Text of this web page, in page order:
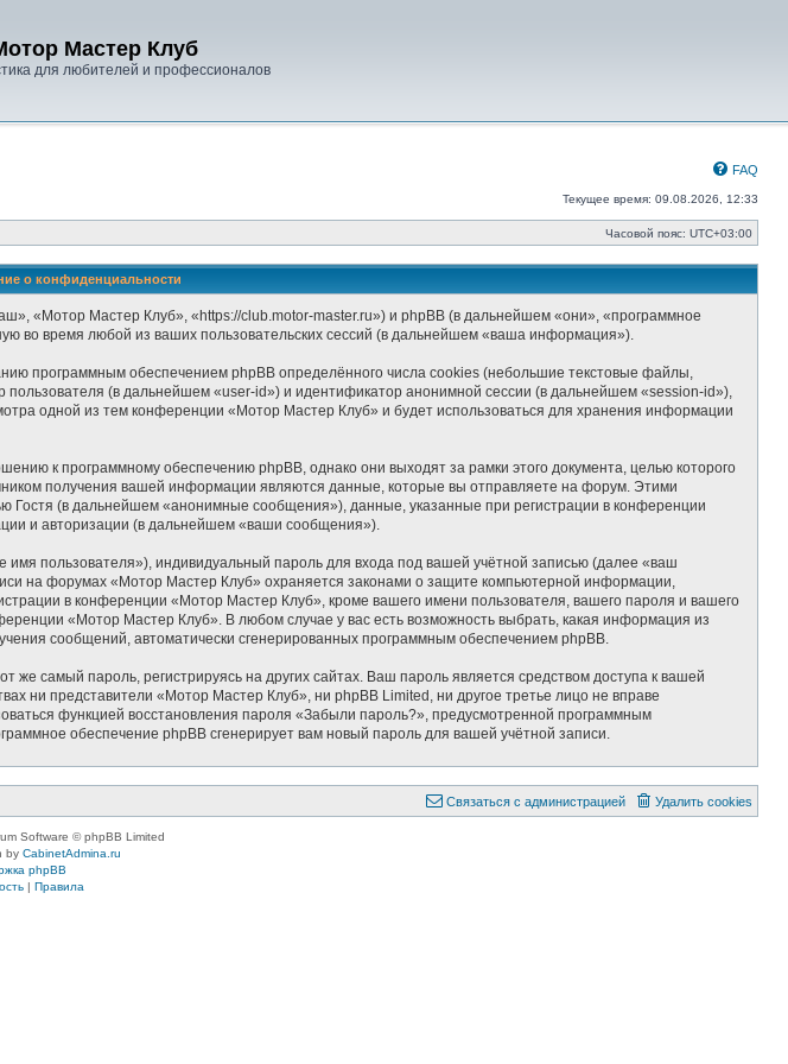
Мастер Клуб
для любителей и профессионалов
FAQ
Текущее время: 09.08.2026, 12:33
Часовой пояс: UTC+03:00
о конфиденциальности
«Мотор Мастер Клуб», «https://club.motor-master.ru») и phpBB (в дальнейшем «они», «программное
во время любой из ваших пользовательских сессий (в дальнейшем «ваша информация»).
программным обеспечением phpBB определённого числа cookies (небольшие текстовые файлы,
(в дальнейшем «user-id») и идентификатор анонимной сессии (в дальнейшем «session-id»),
одной из тем конференции «Мотор Мастер Клуб» и будет использоваться для хранения информации
к программному обеспечению phpBB, однако они выходят за рамки этого документа, целью которого
получения вашей информации являются данные, которые вы отправляете на форум. Этими
(в дальнейшем «анонимные сообщения»), данные, указанные при регистрации в конференции
и авторизации (в дальнейшем «ваши сообщения»).
пользователя»), индивидуальный пароль для входа под вашей учётной записью (далее «ваш
на форумах «Мотор Мастер Клуб» охраняется законами о защите компьютерной информации,
в конференции «Мотор Мастер Клуб», кроме вашего имени пользователя, вашего пароля и вашего
«Мотор Мастер Клуб». В любом случае у вас есть возможность выбрать, какая информация из
сообщений, автоматически сгенерированных программным обеспечением phpBB.
самый пароль, регистрируясь на других сайтах. Ваш пароль является средством доступа к вашей
ни представители «Мотор Мастер Клуб», ни phpBB Limited, ни другое третье лицо не вправе
функцией восстановления пароля «Забыли пароль?», предусмотренной программным
обеспечение phpBB сгенерирует вам новый пароль для вашей учётной записи.
Удалить cookies
Связаться с администрацией
Software © phpBB Limited
by CabinetAdmina.ru
phpBB
| Правила